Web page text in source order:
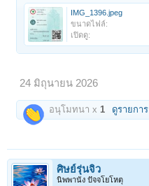
IMG_1396.jpeg
ขนาดไฟล์:
เปิดดู:
24 มิถุนายน 2026
อนุโมทนา x 1 ดูรายการ
ศิษย์รุ่นจิ๋ว
นิพพานัง ปัจจโยโหตุ